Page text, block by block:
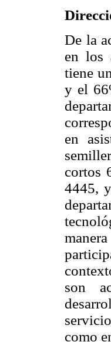
De la
en los
tiene
y el
en
cortos
4445,
son
como